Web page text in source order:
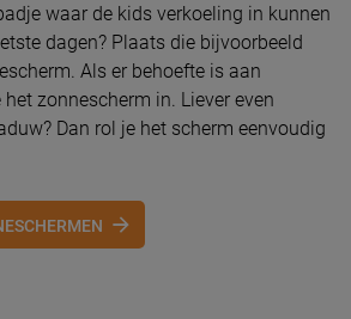
waar de kids verkoeling in kunnen
dagen? Plaats die bijvoorbeeld
Als er behoefte is aan
zonnescherm in. Liever even
Dan rol je het scherm eenvoudig